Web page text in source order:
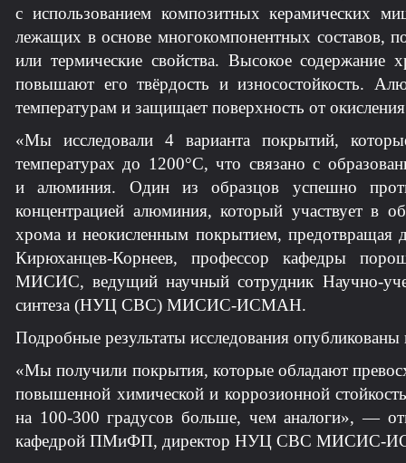
с использованием композитных керамических
лежащих в основе многокомпонентных составов,
или термические свойства. Высокое
повышают его твёрдость и износостойкость.
температурам и защищает поверхность от
«Мы исследовали 4 варианта покрытий,
температурах до 1200°C, что связано с
и алюминия. Один из образцов успешно
концентрацией алюминия, который участвует в
хрома и неокисленным покрытием,
Кирюханцев-Корнеев, профессор кафедры
МИСИС, ведущий научный сотрудник Научно-
синтеза (НУЦ СВС) МИСИС-ИСМАН.
Подробные результаты исследования
«Мы получили покрытия, которые обладают
повышенной химической и коррозионной
на 100-300 градусов больше, чем аналоги», —
кафедрой ПМиФП, директор НУЦ СВС МИСИС-